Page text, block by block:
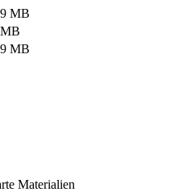
MB
MB
Materialien